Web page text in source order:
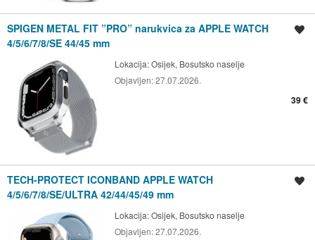
SPIGEN METAL FIT ”PRO” narukvica za APPLE WATCH
4/5/6/7/8/SE 44/45 mm
Lokacija:Osijek, Bosutsko naselje
Objavljen:27.07.2026.
39 €
TECH-PROTECT ICONBAND APPLE WATCH
4/5/6/7/8/SE/ULTRA 42/44/45/49 mm
Lokacija:Osijek, Bosutsko naselje
Objavljen:27.07.2026.